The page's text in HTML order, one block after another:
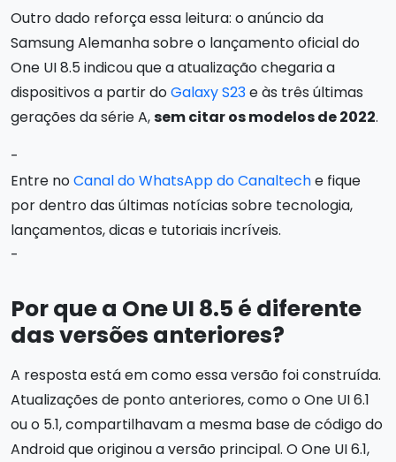
Outro dado reforça essa leitura: o anúncio da
Samsung Alemanha sobre o lançamento oficial do
One UI 8.5 indicou que a atualização chegaria a
dispositivos a partir doGalaxy S23e às três últimas
gerações da série A,sem citar os modelos de 2022.
-
Entre noCanal do WhatsApp do Canalteche fique
por dentro das últimas notícias sobre tecnologia,
lançamentos, dicas e tutoriais incríveis.
-
Por que a One UI 8.5 é diferente
das versões anteriores?
A resposta está em como essa versão foi construída.
Atualizações de ponto anteriores, como o One UI 6.1
ou o 5.1, compartilhavam a mesma base de código do
Android que originou a versão principal. O One UI 6.1,